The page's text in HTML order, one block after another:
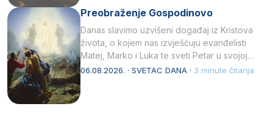
Preobraženje Gospodinovo
Danas slavimo uzvišeni događaj iz Kristova
života, o kojem nas izvješćuju evanđelisti
Matej, Marko i Luka te sveti Petar u svojoj
drugoj…
06.08.2026. · SVETAC DANA · 3 minute čitanja